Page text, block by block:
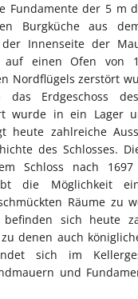
Fundamente der 5 m
Burgküche aus
Innenseite der
auf einen Ofen von
Nordflügels zerstört
Erdgeschoss
wurde in ein Lager
heute zahlreiche
des Schlosses.
Schloss nach 1697
die Möglichkeit
Räume zu
befinden sich heute
denen auch
sich im
und